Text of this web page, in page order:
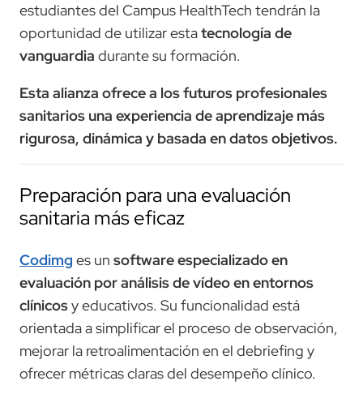
estudiantes del Campus HealthTech tendrán la
oportunidad de utilizar estatecnología de
vanguardia durante su formación.
Esta alianza ofrece a los futuros profesionales
sanitarios una experiencia de aprendizaje más
rigurosa, dinámica y basada en datos objetivos.
Preparación para una evaluación
sanitaria más eficaz
Codimg es un software especializado en
evaluación por análisis de vídeo en entornos
clínicosy educativos. Su funcionalidad está
orientada a simplificar el proceso de observación,
mejorar la retroalimentación en el debriefing y
ofrecer métricas claras del desempeño clínico.